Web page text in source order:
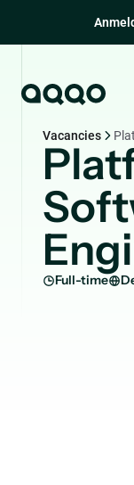
Vacancies
Full-time